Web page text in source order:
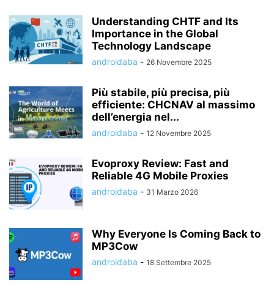
Understanding CHTF and Its
Importance in the Global
Technology Landscape
androidaba - 26 Novembre 2025
Più stabile, più precisa, più
efficiente: CHCNAV al massimo
dell’energia nel...
androidaba - 12 Novembre 2025
Evoproxy Review: Fast and
Reliable 4G Mobile Proxies
androidaba - 31 Marzo 2026
Why Everyone Is Coming Back to
MP3Cow
androidaba - 18 Settembre 2025